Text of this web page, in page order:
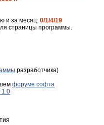
и за месяц: 0/1/4/19
страницы программы.
разработчика)
форуме софта
1.0